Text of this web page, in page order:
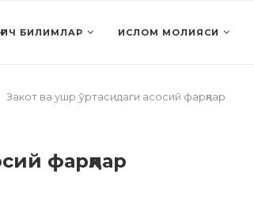
БИЛИМЛАР ИСЛОМ МОЛИЯСИ
Закот ва ушр ўртасидаги асосий фарқлар
фарқлар